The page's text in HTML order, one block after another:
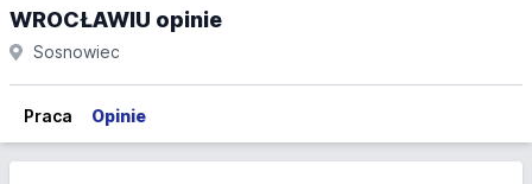
WROCŁAWIU opinie
Sosnowiec
Praca Opinie